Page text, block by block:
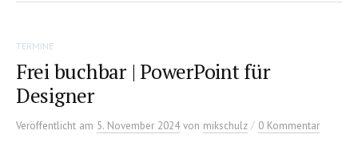
TERMINE
Frei buchbar | PowerPoint für
Designer
Veröffentlicht am 5. November 2024 von mikschulz / 0 Kommentar